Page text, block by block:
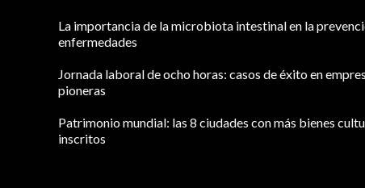
La importancia de la microbiota intestinal en la
enfermedades
Jornada laboral de ocho horas: casos de éxito en
pioneras
Patrimonio mundial: las 8 ciudades con más bienes
inscritos